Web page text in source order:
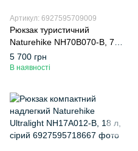
Артикул: 6927595709009
Рюкзак туристичний
Naturehike NH70B070-B, 70 л
+ 5 л, чорно-сірий
5 700 грн
В наявності